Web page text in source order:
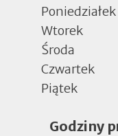
Poniedziałek
Wtorek
Środa
Czwartek
Piątek
Godziny